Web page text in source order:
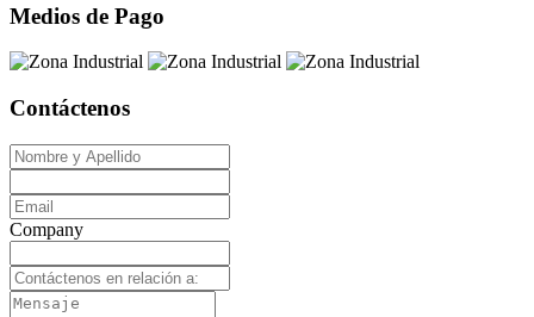
Medios de Pago
Contáctenos
Company